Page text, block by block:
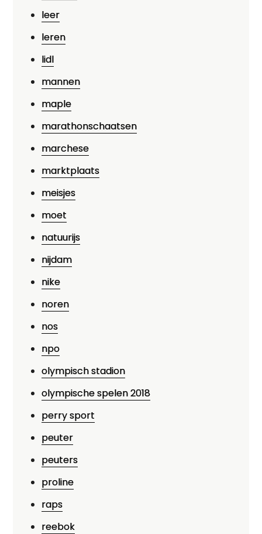
leer
leren
lidl
mannen
maple
marathonschaatsen
marchese
marktplaats
meisjes
moet
natuurijs
nijdam
nike
noren
nos
npo
olympisch stadion
olympische spelen 2018
perry sport
peuter
peuters
proline
raps
reebok